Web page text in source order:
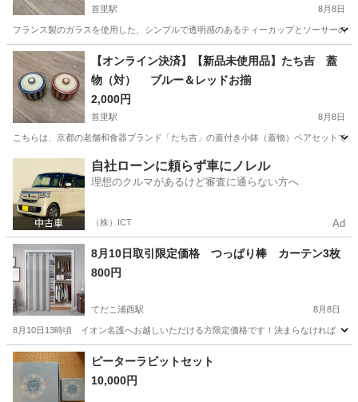
首里駅 8月8日
フランス製のガラスを使用した、シンプルで透明感のあるティーカップとソーサーの
沖縄 島尻郡 首里駅 食器
【オンライン決済】【新品未使用品】たち吉 蓋
物（対） ブルー＆レッドお揃
2,000円
首里駅 8月8日
こちらは、京都の老舗和食器ブランド「たち吉」の蓋付き小鉢（蓋物）ペアセットで
首里駅 食器 たち吉
自社ローンに頼らず車にノレル
理想のクルマがあるけど審査に通らない方へ
（株）ICT Ad
8月10日取引限定価格 つっぱり棒 カーテン3枚
800円
てだこ浦西駅 8月8日
8月10日13時頃 イオン名護へお越しいただける方限定価格です！決まらなければ 元
沖縄 国頭郡 てだこ浦西駅 生活雑貨
ピーターラビットセット
10,000円